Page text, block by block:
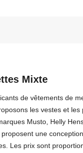
Mixte
de vêtements de
les vestes et
Musto, Helly
une
Les prix sont